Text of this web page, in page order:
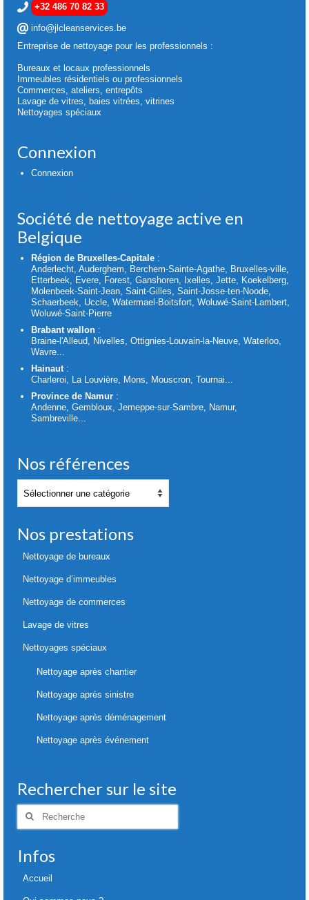
+32 486 70 82 33
info@jlcleanservices.be
Entreprise de nettoyage pour les professionnels :
Bureaux et locaux professionnels
Immeubles résidentiels ou professionnels
Commerces, ateliers, entrepôts
Lavage de vitres, baies vitrées, vitrines
Nettoyages spéciaux
Connexion
Connexion
Société de nettoyage active en
Belgique
Région de Bruxelles-Capitale :
Anderlecht, Auderghem, Berchem-Sainte-Agathe, Bruxelles-ville,
Etterbeek, Evere, Forest, Ganshoren, Ixelles, Jette, Koekelberg,
Molenbeek-Saint-Jean, Saint-Gilles, Saint-Josse-ten-Noode,
Schaerbeek, Uccle, Watermael-Boitsfort, Woluwé-Saint-Lambert,
Woluwé-Saint-Pierre
Brabant wallon :
Braine-l'Alleud, Nivelles, Ottignies-Louvain-la-Neuve, Waterloo,
Wavre...
Hainaut:
Charleroi, La Louvière, Mons, Mouscron, Tournai...
Province de Namur :
Andenne, Gembloux, Jemeppe-sur-Sambre, Namur,
Sambreville...
Nos références
références
Nos prestations
Nettoyage de bureaux
Nettoyage d’immeubles
Nettoyage de commerces
Lavage de vitres
Nettoyages spéciaux
Nettoyage après chantier
Nettoyage après sinistre
Nettoyage après déménagement
Nettoyage après événement
Rechercher sur le site
Infos
Accueil